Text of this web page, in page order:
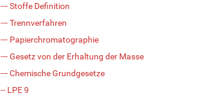
--- Stoffe Definition
--- Trennverfahren
--- Papierchromatographie
--- Gesetz von der Erhaltung der Masse
--- Chemische Grundgesetze
-- LPE 9